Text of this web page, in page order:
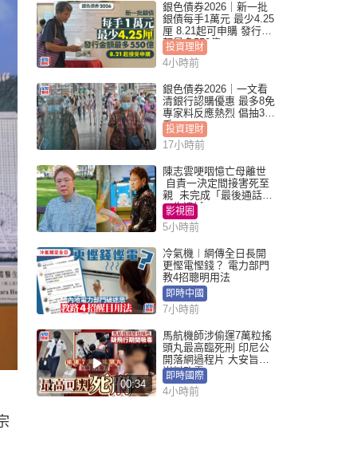
銀色債券2026｜新一批
銀債每手1萬元 最少4.25
厘 8.21起可申購 發行金
額最多550億
投資理財
4小時前
銀色債券2026｜一文看
清銀行認購優惠 最多8免
專家料反應熱烈 倡抽30
手
投資理財
17小時前
陳志雲哽咽憶亡母離世
自責一決定間接害死至
親 未完成「最後通話」
一生遺憾
影視圈
5小時前
冷氣機︱網傳全日長開
更慳電慳錢？ 電力部門
教4招聰明用法
即時中國
7小時前
00:34
馬航機師涉偷運7萬粒搖
頭丸最高臨死刑 印尼公
開落網過程片 大安旨意
豈料敗露
即時國際
4小時前